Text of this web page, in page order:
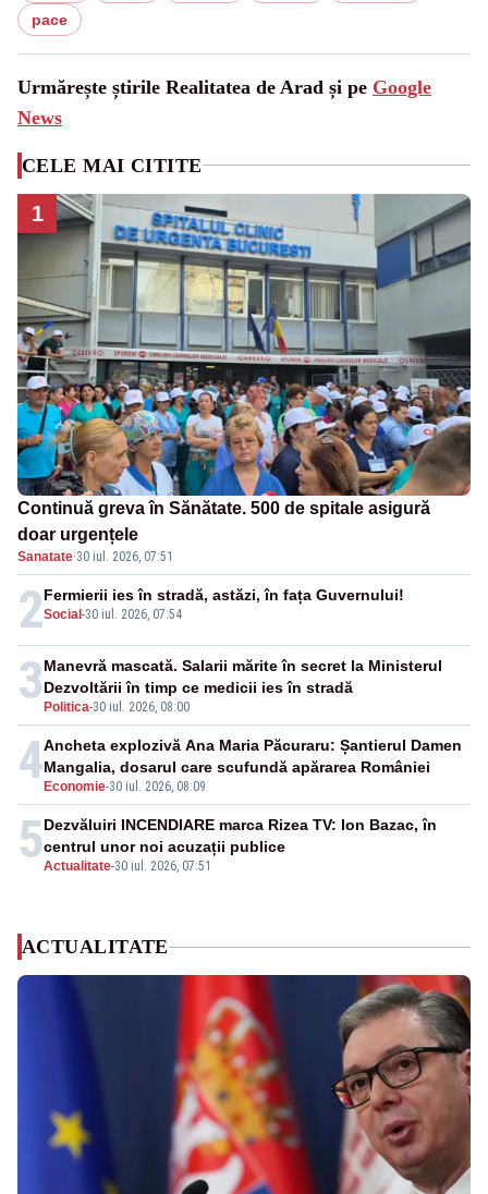
pace
Urmărește știrile Realitatea de Arad și pe Google
News
CELE MAI CITITE
1
Continuă greva în Sănătate. 500 de spitale asigură
doar urgențele
Sanatate·30 iul. 2026, 07:51
2Social -30 iul. 2026, 07:54
Fermierii ies în stradă, astăzi, în fața Guvernului!
3 Politica-30 iul. 2026, 08:00
Manevră mascată. Salarii mărite în secret la Ministerul
Dezvoltării în timp ce medicii ies în stradă
4 Economie-30 iul. 2026, 08:09
Ancheta explozivă Ana Maria Păcuraru: Șantierul Damen
Mangalia, dosarul care scufundă apărarea României
5Actualitate-30 iul. 2026, 07:51
Dezvăluiri INCENDIARE marca Rizea TV: Ion Bazac, în
centrul unor noi acuzații publice
ACTUALITATE